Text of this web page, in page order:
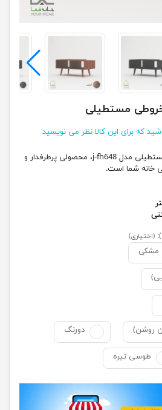
مستطیلی
که برای این کالا نظر می نویسید
میزجلومبلی پایه مخروطی مستطیلی مدل j-fh648، محصولی پرطرفدار و
خانه شما است.
(اختیاری)
مشکی
روشن) دورنگ
طوسی تیره